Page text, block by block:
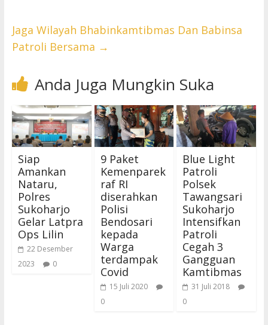
Jaga Wilayah Bhabinkamtibmas Dan Babinsa
Patroli Bersama →
Anda Juga Mungkin Suka
Siap
Amankan
Nataru,
Polres
Sukoharjo
Gelar Latpra
Ops Lilin
22 Desember
2023
0
9 Paket
Kemenparek
raf RI
diserahkan
Polisi
Bendosari
kepada
Warga
terdampak
Covid
15 Juli 2020
0
Blue Light
Patroli
Polsek
Tawangsari
Sukoharjo
Intensifkan
Patroli
Cegah 3
Gangguan
Kamtibmas
31 Juli 2018
0